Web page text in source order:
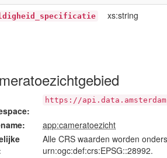
xs:string
https://
app:cameratoezicht
Alle CRS waarden worden
urn:ogc:def:crs:EPSG::28992.